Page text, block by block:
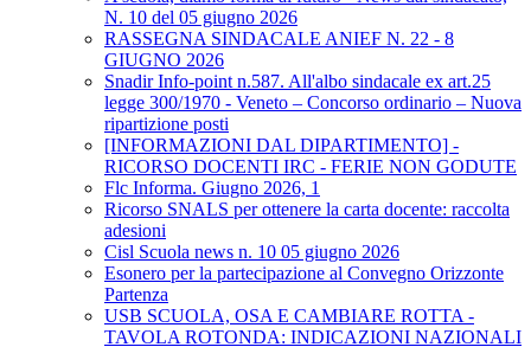
N. 10 del 05 giugno 2026
RASSEGNA SINDACALE ANIEF N. 22 - 8
GIUGNO 2026
Snadir Info-point n.587. All'albo sindacale ex art.25
legge 300/1970 - Veneto – Concorso ordinario – Nuova
ripartizione posti
[INFORMAZIONI DAL DIPARTIMENTO] -
RICORSO DOCENTI IRC - FERIE NON GODUTE
Flc Informa. Giugno 2026, 1
Ricorso SNALS per ottenere la carta docente: raccolta
adesioni
Cisl Scuola news n. 10 05 giugno 2026
Esonero per la partecipazione al Convegno Orizzonte
Partenza
USB SCUOLA, OSA E CAMBIARE ROTTA -
TAVOLA ROTONDA: INDICAZIONI NAZIONALI